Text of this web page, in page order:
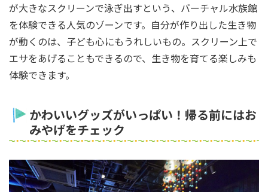
が大きなスクリーンで泳ぎ出すという、バーチャル水族館
を体験できる人気のゾーンです。自分が作り出した生き物
が動くのは、子ども心にもうれしいもの。スクリーン上で
エサをあげることもできるので、生き物を育てる楽しみも
体験できます。
かわいいグッズがいっぱい！帰る前にはお
みやげをチェック